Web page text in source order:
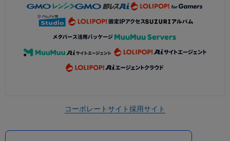
コーポレートサイト採用サイト